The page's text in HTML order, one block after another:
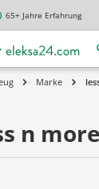
65+ Jahre Erfahrung
Marke
n more